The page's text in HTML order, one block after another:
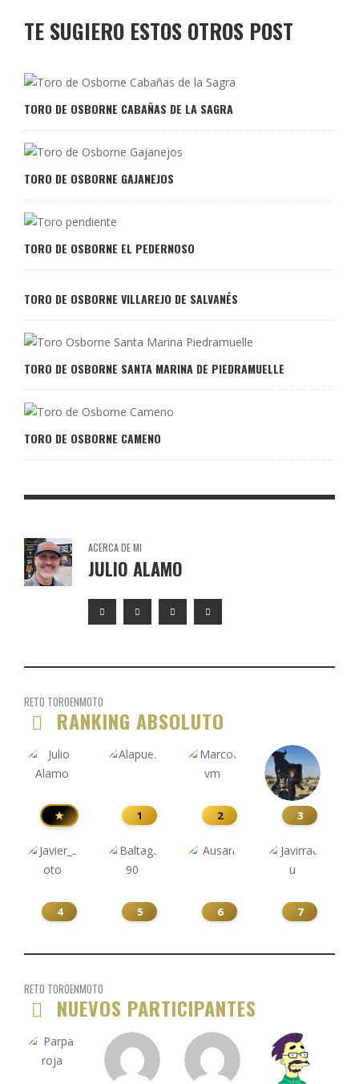
TE SUGIERO ESTOS OTROS POST
TORO DE OSBORNE CABAÑAS DE LA SAGRA
TORO DE OSBORNE GAJANEJOS
TORO DE OSBORNE EL PEDERNOSO
TORO DE OSBORNE VILLAREJO DE SALVANÉS
TORO DE OSBORNE SANTA MARINA DE PIEDRAMUELLE
TORO DE OSBORNE CAMENO
ACERCA DE MI
JULIO ALAMO
RETO TOROENMOTO
RANKING ABSOLUTO
★ 1 2 3
4 5 6 7
RETO TOROENMOTO
NUEVOS PARTICIPANTES